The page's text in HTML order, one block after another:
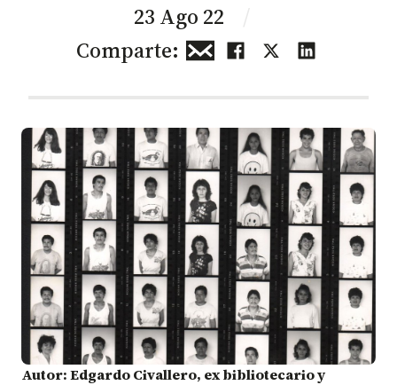
23 Ago 22
Comparte:
Autor: Edgardo Civallero, ex bibliotecario y